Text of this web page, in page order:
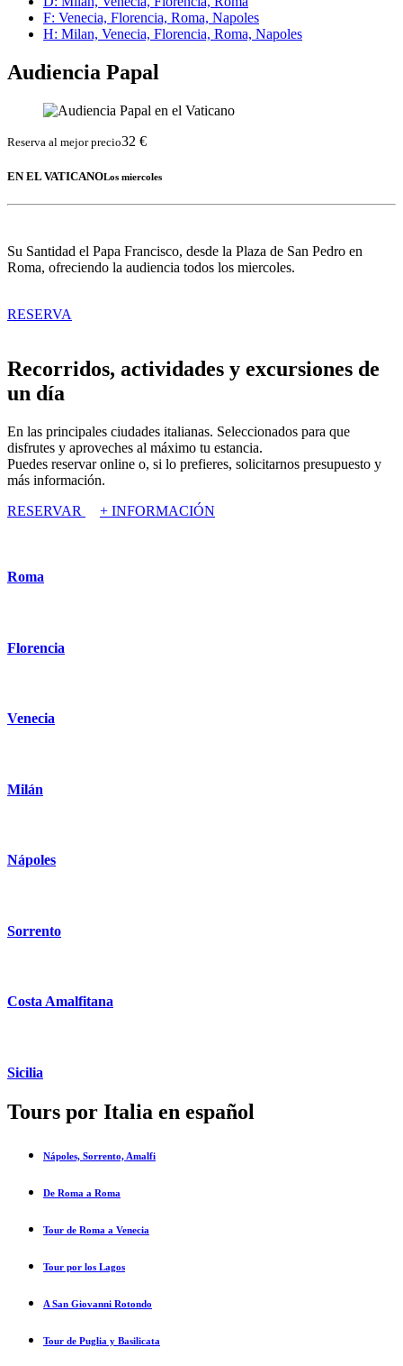
F: Venecia, Florencia, Roma, Napoles
H: Milan, Venecia, Florencia, Roma, Napoles
Audiencia Papal
Reserva al mejor precio32 €
EN EL VATICANOLos miercoles
Su Santidad el Papa Francisco, desde la Plaza de San Pedro en
Roma, ofreciendo la audiencia todos los miercoles.
RESERVA
Recorridos, actividades y excursiones de
un día
En las principales ciudades italianas. Seleccionados para que
disfrutes y aproveches al máximo tu estancia.
Puedes reservar online o, si lo prefieres, solicitarnos presupuesto y
más información.
RESERVAR
+ INFORMACIÓN
Roma
Florencia
Venecia
Milán
Nápoles
Sorrento
Costa Amalfitana
Sicilia
Tours por Italia en español
Nápoles, Sorrento, Amalfi
De Roma a Roma
Tour de Roma a Venecia
Tour por los Lagos
A San Giovanni Rotondo
Tour de Puglia y Basilicata